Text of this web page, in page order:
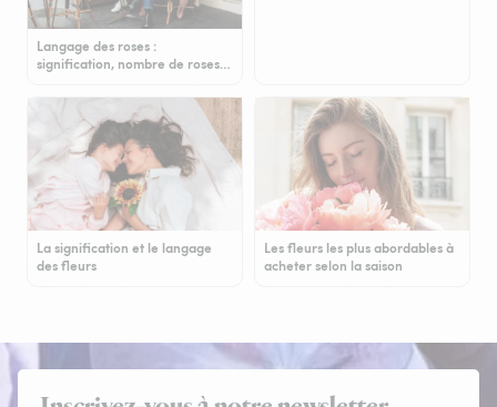
Langage des roses :
signification, nombre de roses…
La signification et le langage
des fleurs
Les fleurs les plus abordables à
acheter selon la saison